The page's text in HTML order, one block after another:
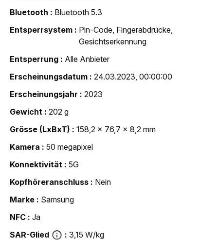
Bluetooth
Bluetooth 5.3
Entsperrsystem
Pin-Code, Fingerabdrücke,
Gesichtserkennung
Entsperrung
Alle Anbieter
Erscheinungsdatum
24.03.2023, 00:00:00
Erscheinungsjahr
2023
Gewicht
202 g
Grösse (LxBxT)
158,2 x 76,7 x 8,2 mm
Kamera
50 megapixel
Konnektivität
5G
Kopfhöreranschluss
Nein
Marke
Samsung
NFC
Ja
SAR-Glied
3,15 W/kg